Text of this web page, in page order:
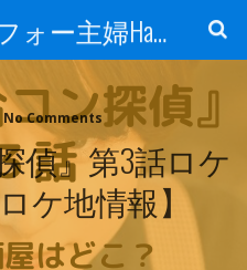
旅大好きアラフォー主婦Happy lifeの道
No Comments
偵』第3話ロケ
ケ地情報】